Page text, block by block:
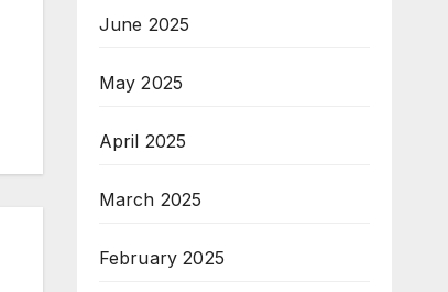
June 2025
May 2025
April 2025
March 2025
February 2025